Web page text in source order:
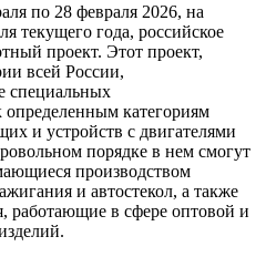
по 28 февраля 2026, на
текущего года, российское
проект. Этот проект,
всей России,
специальных
категориям
и устройств с двигателями
порядке в нем смогут
производством
и автостекол, а также
работающие в сфере оптовой и